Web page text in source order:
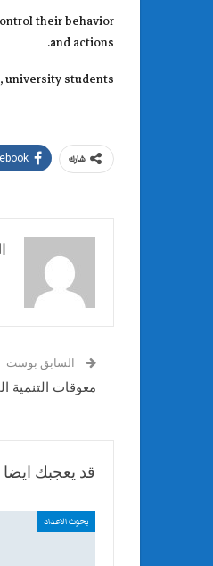
their behavior
and actions.
university students
شارك
السابق بوست
معوقات التنمية
قد يعجبك ايضا
بحوث الاعداد